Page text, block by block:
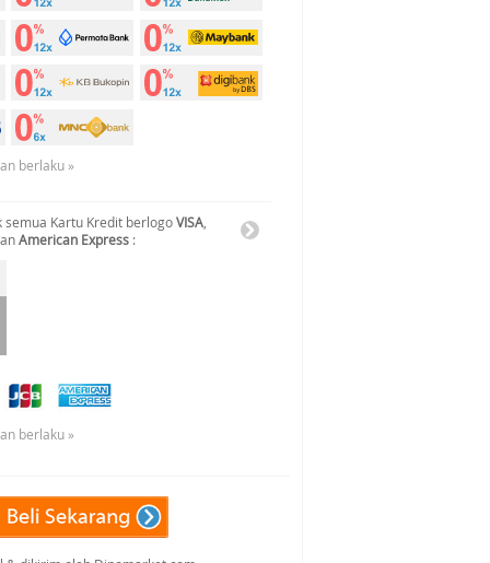
berlaku »
Kartu Kredit berlogoVISA
American Express :
berlaku »